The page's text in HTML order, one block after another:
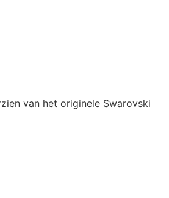
van het originele Swarovski